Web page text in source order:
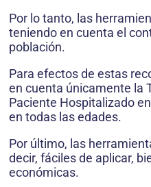
Por lo tanto, las
teniendo en cuenta el
población.
Para efectos de estas
en cuenta únicamente la
Paciente Hospitalizado
en todas las edades.
Por último, las
decir, fáciles de aplicar,
económicas.